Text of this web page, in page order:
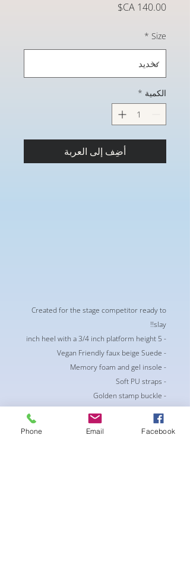
Size
*
الكمية *
أضِف إلى العربة
Created for the stage competitor ready to
slay!!
- 5 inch heel with a 3/4 inch platform height
- Vegan Friendly faux beige Suede
- Memory foam and gel insole
- Soft PU straps
- Golden stamp buckle
-Hidden blue and Gold crystal for good luck
Phone Email Facebook